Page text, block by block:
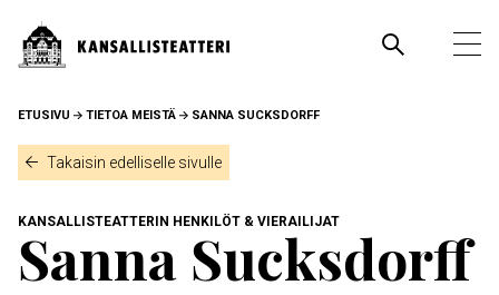
pääsisältöön
MURUPOLKU
ETUSIVU TIETOA MEISTÄ SANNA SUCKSDORFF
Takaisin edelliselle sivulle
KANSALLISTEATTERIN HENKILÖT & VIERAILIJAT
Sanna Sucksdorff